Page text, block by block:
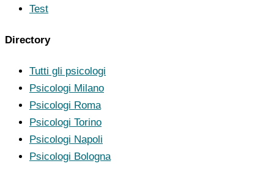
Test
Directory
Tutti gli psicologi
Psicologi Milano
Psicologi Roma
Psicologi Torino
Psicologi Napoli
Psicologi Bologna